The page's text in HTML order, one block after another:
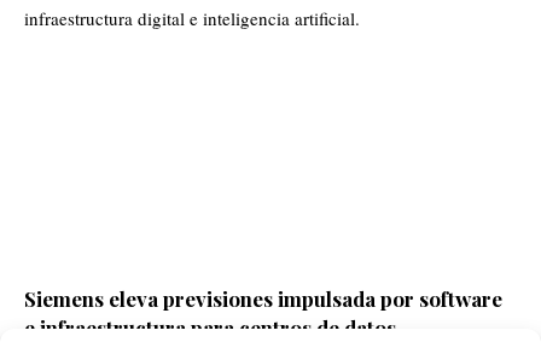
Siemens eleva previsiones impulsada por software
e infraestructura para centros de datos